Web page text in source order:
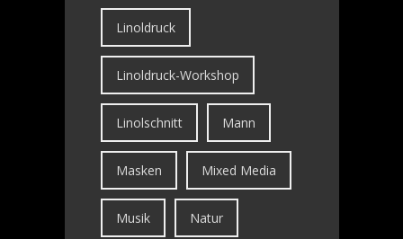
Linoldruck
Linoldruck-Workshop
Linolschnitt Mann
Masken Mixed Media
Musik Natur